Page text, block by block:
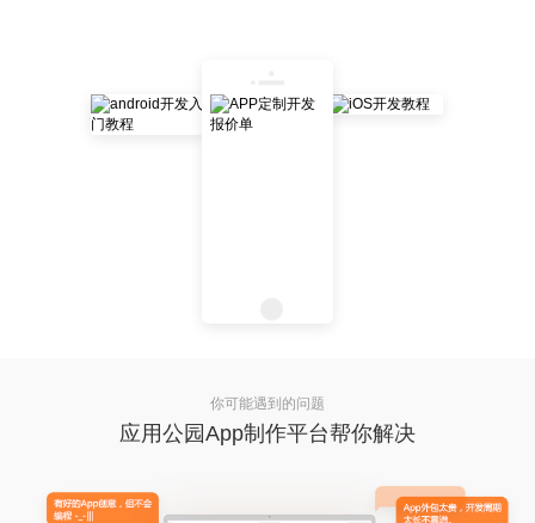
你可能遇到的问题
应用公园App制作平台帮你解决